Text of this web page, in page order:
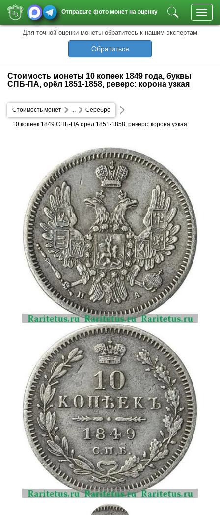
Отправьте фото монет на оценку
Для точной оценки монеты обратитесь к нашим экспертам
Обратиться
Стоимость монеты 10 копеек 1849 года, буквы
СПБ-ПА, орёл 1851-1858, реверс: корона узкая
Стоимость монет Серебро
...
10 копеек 1849 СПБ-ПА орёл 1851-1858, реверс: корона узкая